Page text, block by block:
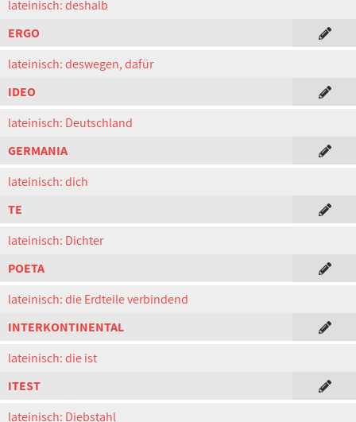
lateinisch: deshalb
ERGO
lateinisch: deswegen, dafür
IDEO
lateinisch: Deutschland
GERMANIA
lateinisch: dich
TE
lateinisch: Dichter
POETA
lateinisch: die Erdteile verbindend
INTERKONTINENTAL
lateinisch: die ist
ITEST
lateinisch: Diebstahl